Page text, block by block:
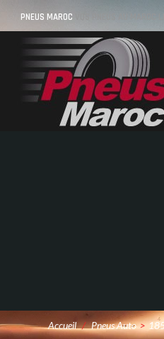
PNEUS MAROC VOS PNEUS AU MAROC
Accueil / Pneus Auto >